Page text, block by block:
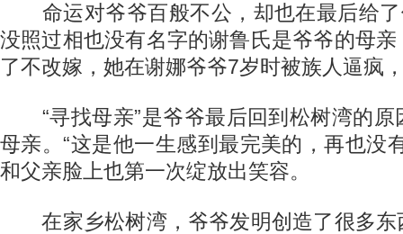
命运对爷爷百般不公，却也在最后给了
没照过相也没有名字的谢鲁氏是爷爷的母
了不改嫁，她在谢娜爷爷7岁时被族人逼疯
“寻找母亲”是爷爷最后回到松树湾的原
母亲。“这是他一生感到最完美的，再也没
和父亲脸上也第一次绽放出笑容。
在家乡松树湾，爷爷发明创造了很多东